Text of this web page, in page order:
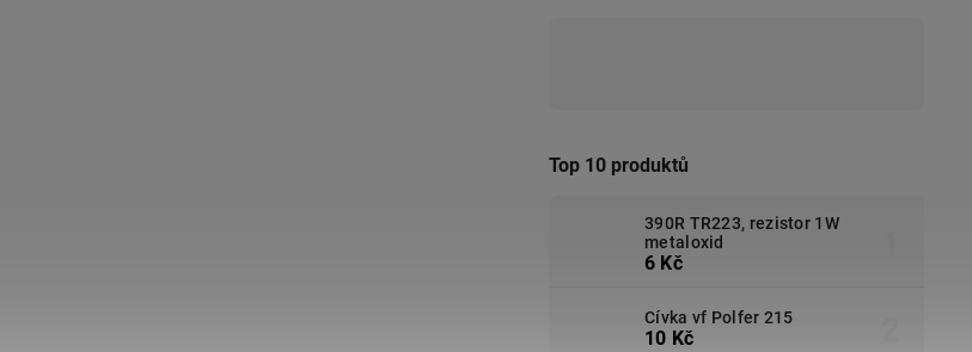
Top 10 produktů
390R TR223, rezistor 1W
metaloxid
6 Kč
Cívka vf Polfer 215
10 Kč